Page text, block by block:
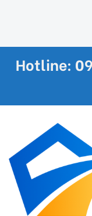
Hotline: